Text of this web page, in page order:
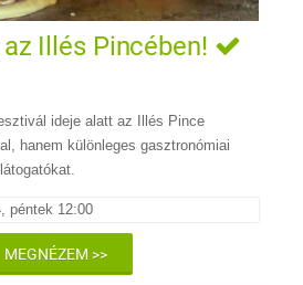
Illés Pincében!
ideje alatt az Illés Pince
hanem különleges gasztronómiai
péntek 12:00
MEGNÉZEM >>